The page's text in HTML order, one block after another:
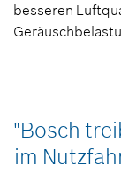
besseren
"Bosch
im